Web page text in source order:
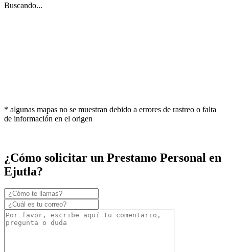
Buscando...
* algunas mapas no se muestran debido a errores de rastreo o falta
de información en el origen
¿Cómo solicitar un Prestamo Personal en
Ejutla?